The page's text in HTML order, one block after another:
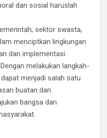
dan sosial haruslah
sektor swasta,
menciptkan lingkungan
dan implementasi
melakukan langkah-
menjadi salah satu
buatan dan
bangsa dan